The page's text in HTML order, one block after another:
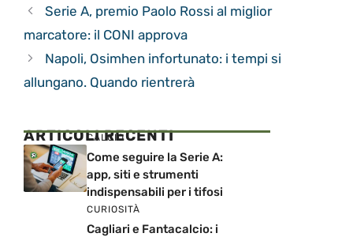
Serie A, premio Paolo Rossi al miglior
marcatore: il CONI approva
Napoli, Osimhen infortunato: i tempi si
allungano. Quando rientrerà
ARTICOLI RECENTI
CALCIO
Come seguire la Serie A:
app, siti e strumenti
indispensabili per i tifosi
CURIOSITÀ
Cagliari e Fantacalcio: i